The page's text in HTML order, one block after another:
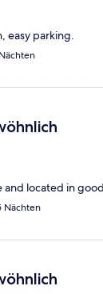
easy parking.
and located in
Nächten